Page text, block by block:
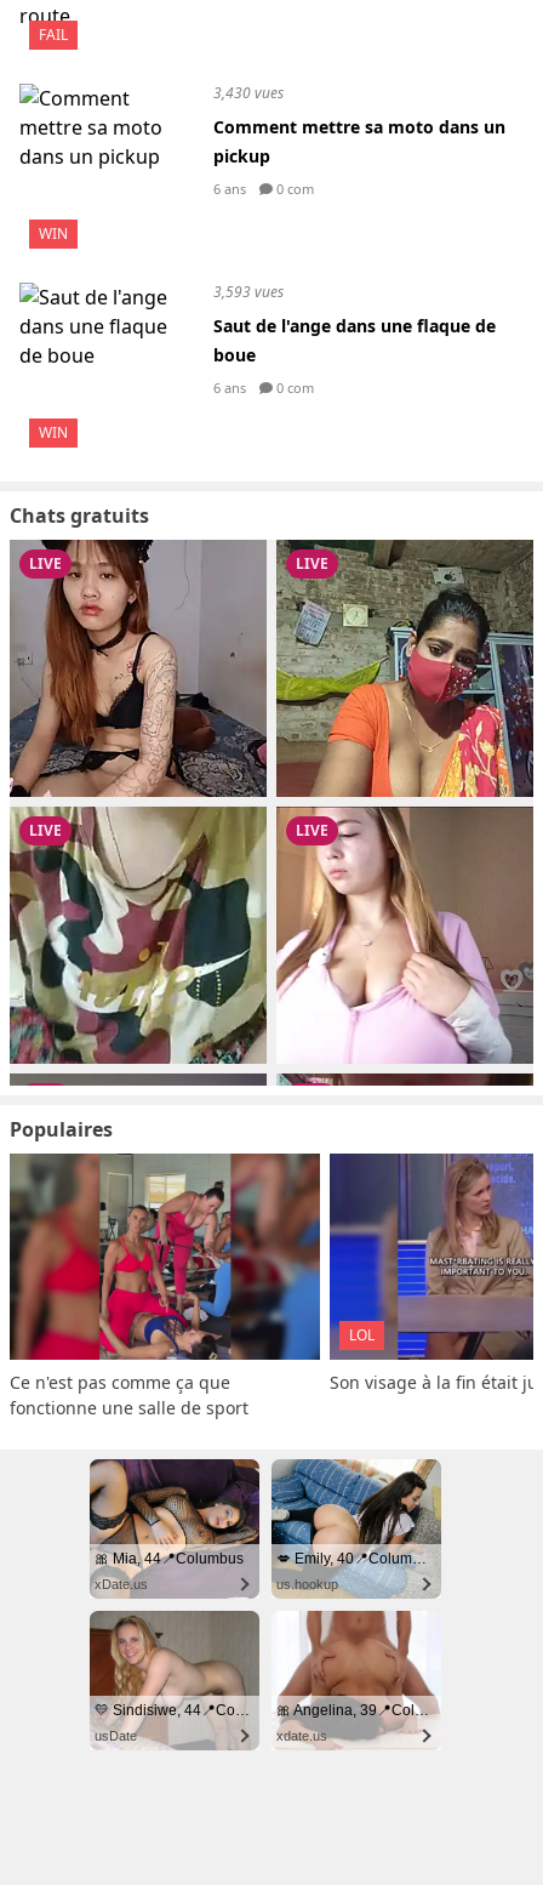
FAIL
WIN
3,430 vues
Comment mettre sa moto dans un
pickup
6 ans 0 com
WIN
3,593 vues
Saut de l'ange dans une flaque de
boue
6 ans 0 com
Chats gratuits
Populaires
Ce n'est pas comme ça que
fonctionne une salle de sport
LOL
Son visage à la fin était